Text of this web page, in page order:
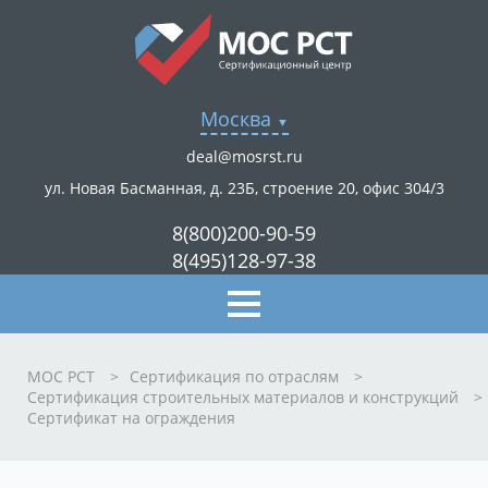
Москва
deal@mosrst.ru
ул. Новая Басманная, д. 23Б, строение 20, офис 304/3
8(800)200-90-59
8(495)128-97-38
МОС РСТ > Сертификация по отраслям
>
Сертификация строительных материалов и конструкций
>
Сертификат на ограждения